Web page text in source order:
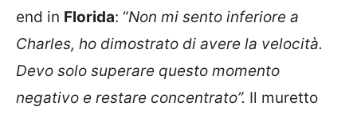
end in Florida: “Non mi sento inferiore a
Charles, ho dimostrato di avere la velocità.
Devo solo superare questo momento
negativo e restare concentrato”. Il muretto